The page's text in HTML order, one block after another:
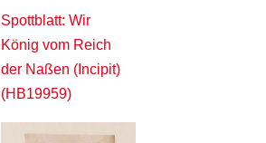
Spottblatt: Wir
König vom Reich
der Naßen (Incipit)
(HB19959)